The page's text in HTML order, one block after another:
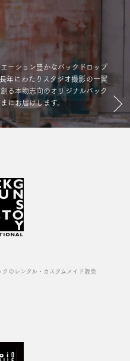
ーション豊かなバックドロップ
年にわたりスタジオ撮影の一翼
る本物志向のオリジナルバック
にお届けします。
のレンタル・カスタムメイド販売